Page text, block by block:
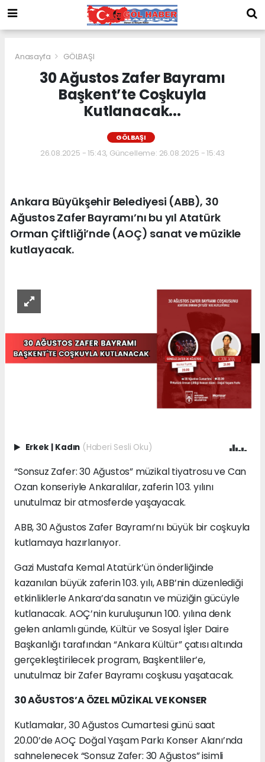
Anasayfa GÖLBAŞI
30 Ağustos Zafer Bayramı
Başkent’te Coşkuyla
Kutlanacak...
GÖLBAŞI
26.08.2025 - 15:43, Güncelleme: 26.08.2025 - 15:43
Ankara Büyükşehir Belediyesi (ABB), 30
Ağustos Zafer Bayramı’nı bu yıl Atatürk
Orman Çiftliği’nde (AOÇ) sanat ve müzikle
kutlayacak.
Erkek | Kadın (Haberi Sesli Oku)
“Sonsuz Zafer: 30 Ağustos” müzikal tiyatrosu ve Can
Ozan konseriyle Ankaralılar, zaferin 103. yılını
unutulmaz bir atmosferde yaşayacak.
ABB, 30 Ağustos Zafer Bayramı’nı büyük bir coşkuyla
kutlamaya hazırlanıyor.
Gazi Mustafa Kemal Atatürk’ün önderliğinde
kazanılan büyük zaferin 103. yılı, ABB’nin düzenlediği
etkinliklerle Ankara’da sanatın ve müziğin gücüyle
kutlanacak. AOÇ’nin kuruluşunun 100. yılına denk
gelen anlamlı günde, Kültür ve Sosyal İşler Daire
Başkanlığı tarafından “Ankara Kültür” çatısı altında
gerçekleştirilecek program, Başkentliler’e,
unutulmaz bir Zafer Bayramı coşkusu yaşatacak.
30 AĞUSTOS’A ÖZEL MÜZİKAL VE KONSER
Kutlamalar, 30 Ağustos Cumartesi günü saat
20.00’de AOÇ Doğal Yaşam Parkı Konser Alanı’nda
sahnelenecek “Sonsuz Zafer: 30 Ağustos” isimli